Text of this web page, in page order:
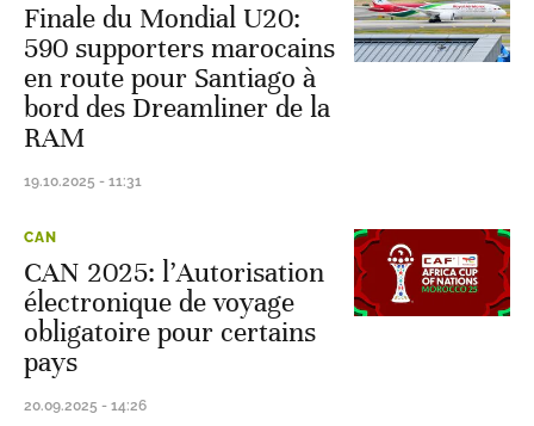
Finale du Mondial U20:
590 supporters marocains
en route pour Santiago à
bord des Dreamliner de la
RAM
19.10.2025 - 11:31
CAN
CAN 2025: l’Autorisation
électronique de voyage
obligatoire pour certains
pays
20.09.2025 - 14:26